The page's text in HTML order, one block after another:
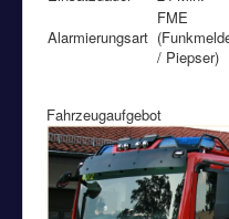
Alarmierungsart
FME
/ Piepser)
Fahrzeugaufgebot